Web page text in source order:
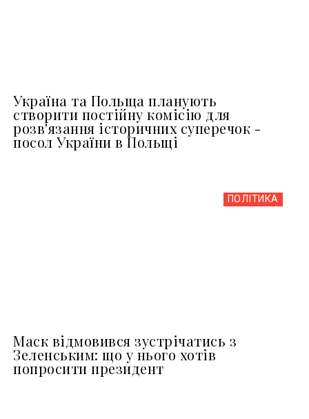
Україна та Польща планують
створити постійну комісію для
розв'язання історичних суперечок -
посол України в Польщі
ПОЛІТИКА
Маск відмовився зустрічатись з
Зеленським: що у нього хотів
попросити президент